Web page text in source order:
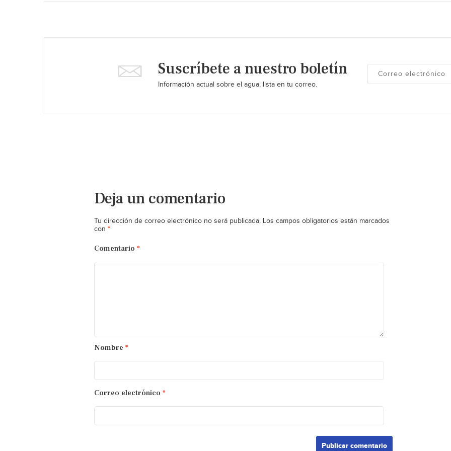
Suscríbete a nuestro boletín
Información actual sobre el agua, lista en tu correo.
Deja un comentario
Tu dirección de correo electrónico no será publicada. Los campos obligatorios están marcados
con *
Comentario *
Nombre *
Correo electrónico *